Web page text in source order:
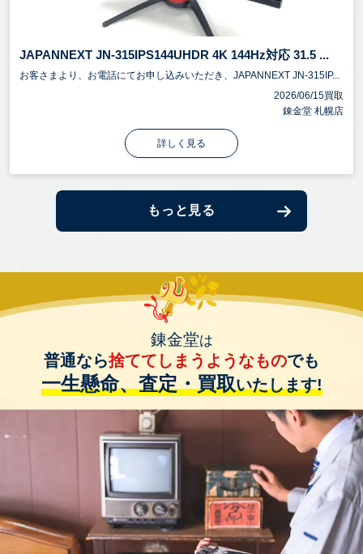
JAPANNEXT JN-315IPS144UHDR 4K 144Hz対応 31.5 ...
お客さまより、お電話にてお申し込みいただき、JAPANNEXT JN-315IP...
2026/06/15買取
錬金堂 札幌店
詳しく見る
もっと見る
錬金堂は
普通なら捨ててしまうようなものでも
一生懸命、査定・買取いたします!